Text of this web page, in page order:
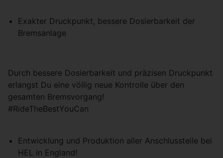
Exakter Druckpunkt, bessere Dosierbarkeit der
Bremsanlage
Durch bessere Dosierbarkeit und präzisen Druckpunkt
erlangst Du eine völlig neue Kontrolle über den
gesamten Bremsvorgang!
#RideTheBestYouCan
Entwicklung und Produktion aller Anschlussteile bei
HEL in England!